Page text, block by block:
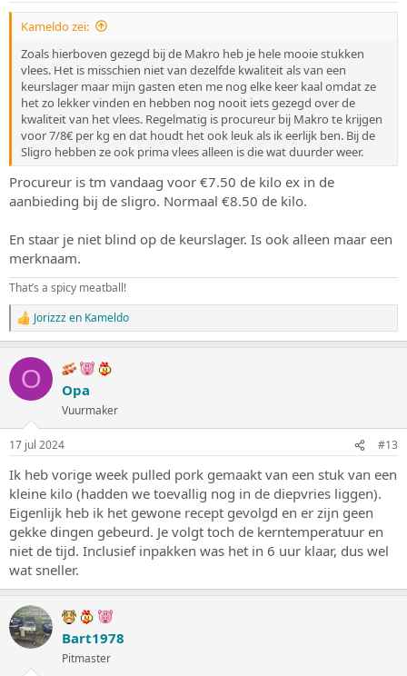
Kameldo zei:
Zoals hierboven gezegd bij de Makro heb je hele mooie stukken
vlees. Het is misschien niet van dezelfde kwaliteit als van een
keurslager maar mijn gasten eten me nog elke keer kaal omdat ze
het zo lekker vinden en hebben nog nooit iets gezegd over de
kwaliteit van het vlees. Regelmatig is procureur bij Makro te krijgen
voor 7/8€ per kg en dat houdt het ook leuk als ik eerlijk ben. Bij de
Sligro hebben ze ook prima vlees alleen is die wat duurder weer.
Procureur is tm vandaag voor €7.50 de kilo ex in de
aanbieding bij de sligro. Normaal €8.50 de kilo.
En staar je niet blind op de keurslager. Is ook alleen maar een
merknaam.
That’s a spicy meatball!
W
a
r
e
i
n
g
e
n
:
Jorizzzen Kameldo
O Opa
Vuurmaker
17 jul 2024 #13
Ik heb vorige week pulled pork gemaakt van een stuk van een
kleine kilo (hadden we toevallig nog in de diepvries liggen).
Eigenlijk heb ik het gewone recept gevolgd en er zijn geen
gekke dingen gebeurd. Je volgt toch de kerntemperatuur en
niet de tijd. Inclusief inpakken was het in 6 uur klaar, dus wel
wat sneller.
Bart1978
Pitmaster